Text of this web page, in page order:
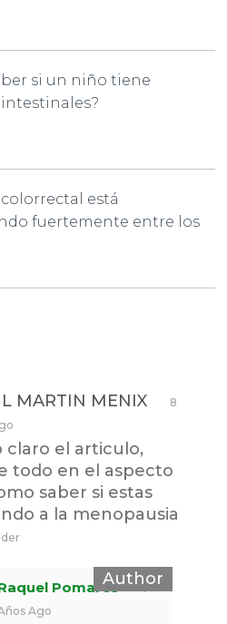
si un niño tiene
está
fuertemente entre los
MARTIN MENIX
8
claro el articulo,
todo en el aspecto
saber si estas
a la menopausia
Pomares
7
Ago